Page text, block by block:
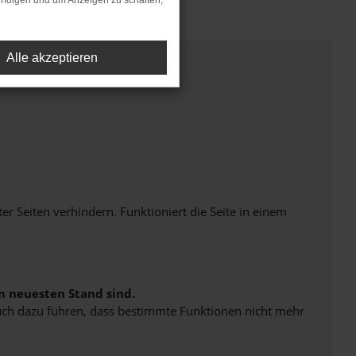
Seiten verhindern. Funktioniert die Seite in einem
neuesten Stand sind.
dazu führen, dass bestimmte Funktionen nicht mehr
Alle akzeptieren